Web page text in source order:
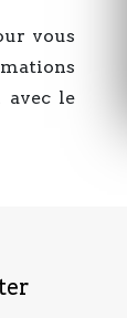
vous
avec le